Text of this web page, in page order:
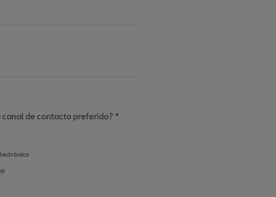
canal de contacto preferido? *